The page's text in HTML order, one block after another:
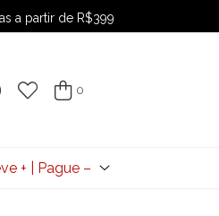
a partir de R$399
a partir de R$399
0
+ | Pague –